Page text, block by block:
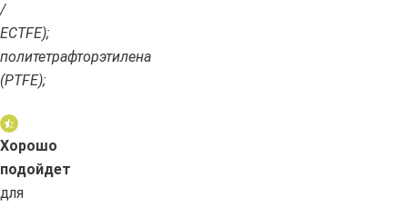
/
ECTFE);
политетрафторэтилена
(PTFE);
Хорошо
подойдет
для